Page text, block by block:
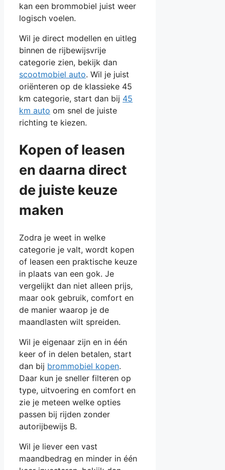
kan een brommobiel juist weer
logisch voelen.
Wil je direct modellen en uitleg
binnen de rijbewijsvrije
categorie zien, bekijk dan
scootmobiel auto. Wil je juist
oriënteren op de klassieke 45
km categorie, start dan bij 45
km auto om snel de juiste
richting te kiezen.
Kopen of leasen
en daarna direct
de juiste keuze
maken
Zodra je weet in welke
categorie je valt, wordt kopen
of leasen een praktische keuze
in plaats van een gok. Je
vergelijkt dan niet alleen prijs,
maar ook gebruik, comfort en
de manier waarop je de
maandlasten wilt spreiden.
Wil je eigenaar zijn en in één
keer of in delen betalen, start
dan bij brommobiel kopen.
Daar kun je sneller filteren op
type, uitvoering en comfort en
zie je meteen welke opties
passen bij rijden zonder
autorijbewijs B.
Wil je liever een vast
maandbedrag en minder in één